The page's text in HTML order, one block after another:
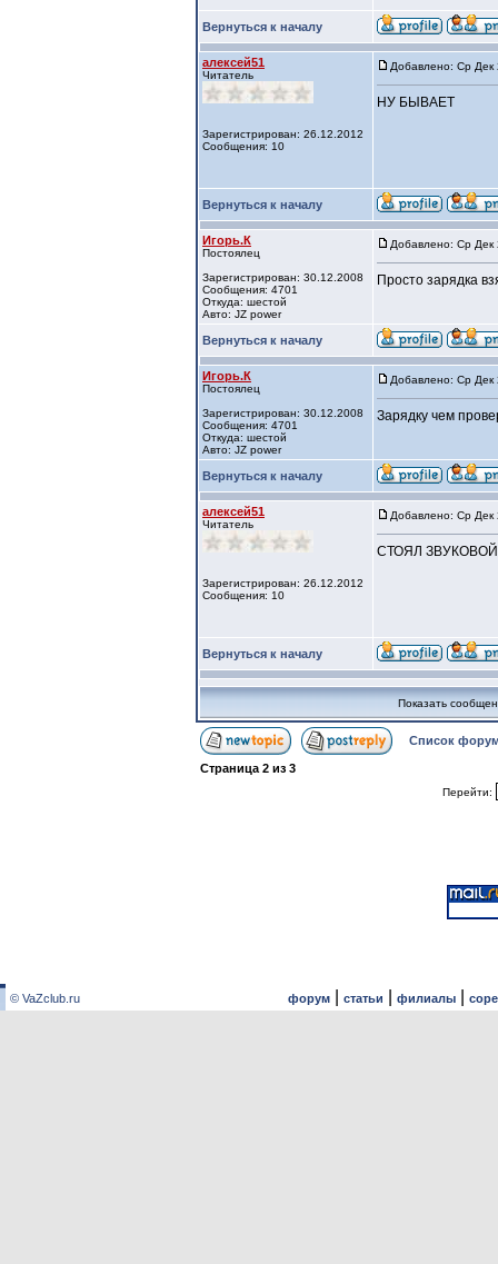
Вернуться к началу
алексей51
Читатель
Зарегистрирован: 26.12.2012
Сообщения: 10
Добавлено: Ср Дек
НУ БЫВАЕТ
Вернуться к началу
Игорь.К
Постоялец
Зарегистрирован: 30.12.2008
Сообщения: 4701
Откуда: шестой
Авто: JZ power
Добавлено: Ср Дек
Просто зарядка
Вернуться к началу
Игорь.К
Постоялец
Зарегистрирован: 30.12.2008
Сообщения: 4701
Откуда: шестой
Авто: JZ power
Добавлено: Ср Дек
Зарядку чем
Вернуться к началу
алексей51
Читатель
Зарегистрирован: 26.12.2012
Сообщения: 10
Добавлено: Ср Дек
СТОЯЛ
Вернуться к началу
Показать
Список
Страница 2 из 3
Перейти:
© VaZclub.ru форум| статьи филиалы|